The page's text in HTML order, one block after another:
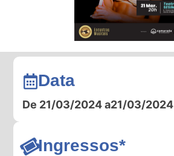
Data
De 21/03/2024 a21/03/2024
Ingressos*